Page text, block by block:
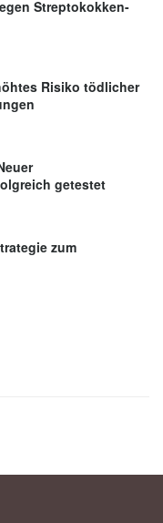
Streptokokken-
Risiko tödlicher
getestet
zum